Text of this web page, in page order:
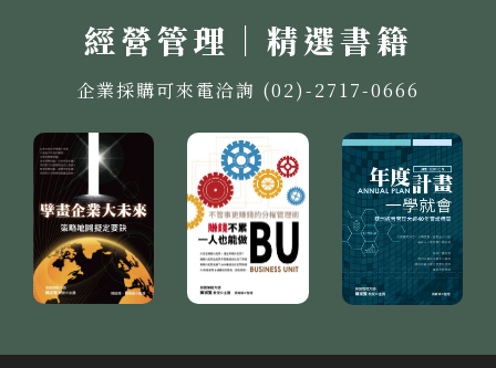
經營管理｜精選書籍
企業採購可來電洽詢 (02)-2717-0666